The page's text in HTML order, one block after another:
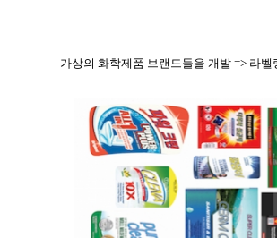
가상의 화학제품 브랜드들을 개발 => 라